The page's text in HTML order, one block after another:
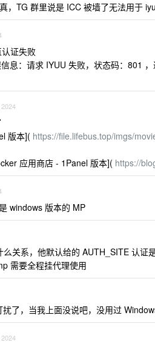
，TG 群里说是 ICC 被墙了无法用于
证失败
息：请求 IYUU 失败，状态码：801
版本]( https://file.lifebus.top/imgs/
应用商店 - 1Panel 版本]( https://
windows 版本的 MP
关系，他默认给的 AUTH_SITE 认证
需要全程挂代理使用
了，当我上面没说吧，没用过